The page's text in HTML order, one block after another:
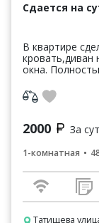
Сдается на
В квартире сделан
кровать,диван
окна.
печь,варочна...
2000 За
1-комнатная
Татищева